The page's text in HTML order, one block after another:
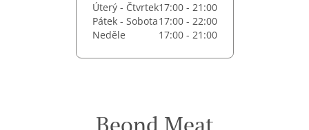
Úterý - Čtvrtek17:00 - 21:00
Pátek - Sobota17:00 - 22:00
Neděle
17:00 - 21:00